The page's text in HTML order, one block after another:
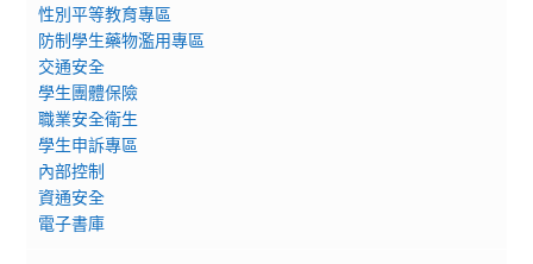
性別平等教育專區
防制學生藥物濫用專區
交通安全
學生團體保險
職業安全衛生
學生申訴專區
內部控制
資通安全
電子書庫